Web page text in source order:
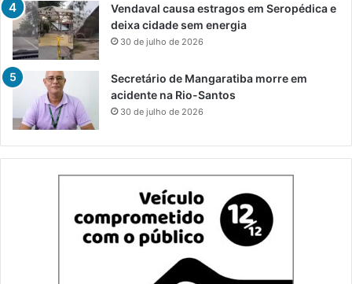
Vendaval causa estragos em Seropédica e
deixa cidade sem energia
30 de julho de 2026
Secretário de Mangaratiba morre em
acidente na Rio-Santos
30 de julho de 2026